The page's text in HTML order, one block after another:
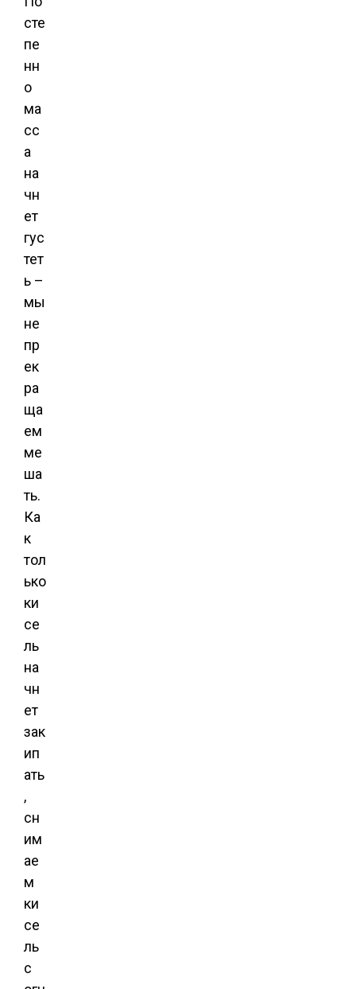
сте
пе
нн
о
ма
сс
а
на
чн
ет
гус
тет
ь –
мы
не
пр
ек
ра
ща
ем
ме
ша
ть.
Ка
к
тол
ько
ки
се
ль
на
чн
ет
зак
ип
ать
,
сн
им
ае
м
ки
се
ль
с